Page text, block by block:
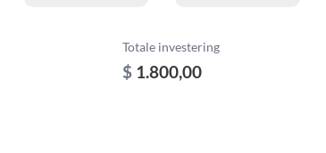
Totale investering
$ 1.800,00